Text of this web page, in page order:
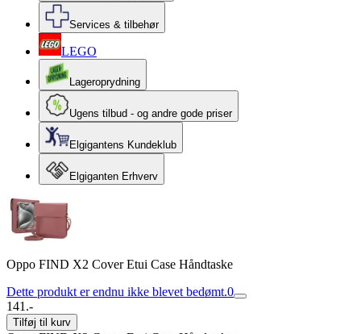
Services & tilbehør
LEGO
Lageroprydning
Ugens tilbud - og andre gode priser
Elgigantens Kundeklub
Elgiganten Erhverv
Oppo FIND X2 Cover Etui Case Håndtaske
Dette produkt er endnu ikke blevet bedømt.0
141.-
Tilføj til kurv